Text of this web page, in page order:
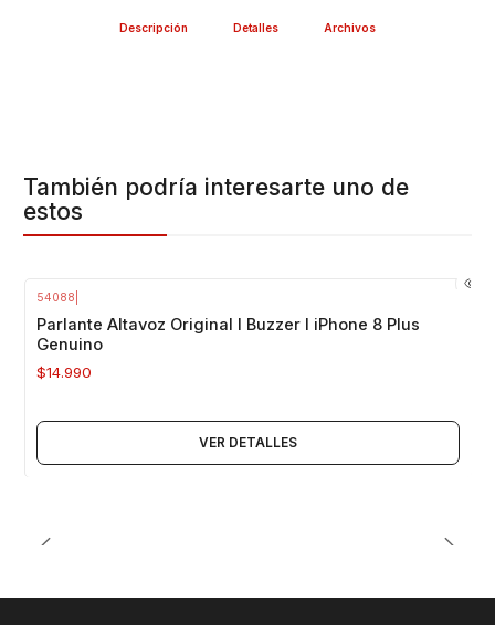
Descripción Detalles Archivos
También podría interesarte uno de
estos
54088
Parlante Altavoz Original I Buzzer I iPhone 8 Plus
Genuino
$14.990
VER DETALLES